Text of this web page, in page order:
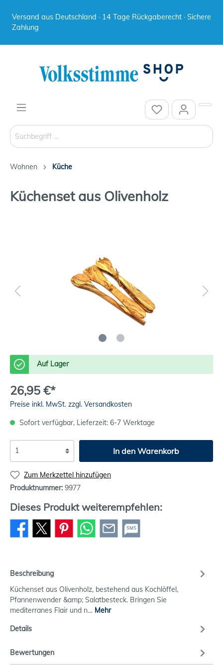
Versand aus Deutschland · 14 Tage Rückgaberecht · Sichere
Zahlung
Wohnen Küche
Küchenset aus Olivenholz
Auf Lager
26,95 €*
Preise inkl. MwSt. zzgl. Versandkosten
Sofort verfügbar, Lieferzeit: 6-7 Werktage
In den Warenkorb
Zum Merkzettel hinzufügen
Produktnummer: 9977
Dieses Produkt weiterempfehlen:
SMS
Beschreibung
Küchenset aus Olivenholz, bestehend aus Kochlöffel,
Pfannenwender &amp; Salatbesteck. Bringen Sie
mediterranes Flair und n… Mehr
Details
Bewertungen